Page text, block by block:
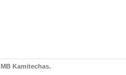
MB Kamitechas.